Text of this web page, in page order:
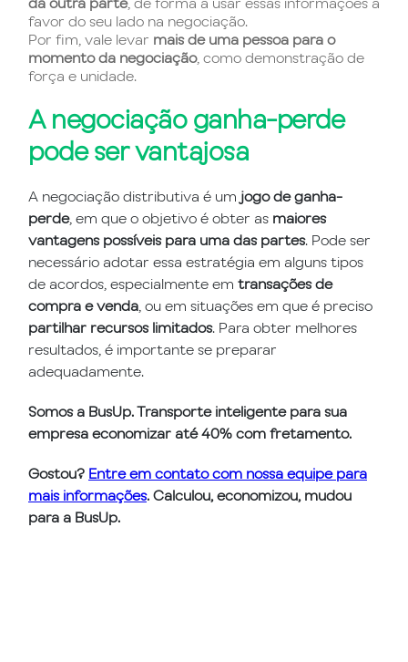
favor do seu lado na negociação.
Por fim, vale levar mais de uma pessoa para o
momento da negociação, como demonstração de
força e unidade.
A negociação ganha-perde
pode ser vantajosa
A negociação distributiva é um jogo de ganha-
perde, em que o objetivo é obter as maiores
vantagens possíveis para uma das partes. Pode ser
necessário adotar essa estratégia em alguns tipos
de acordos, especialmente em transações de
compra e venda , ou em situações em que é preciso
partilhar recursos limitados. Para obter melhores
resultados, é importante se preparar
adequadamente.
Somos a BusUp. Transporte inteligente para sua
empresa economizar até 40% com fretamento.
Gostou? Entre em contato com nossa equipe para
mais informações. Calculou, economizou, mudou
para a BusUp.